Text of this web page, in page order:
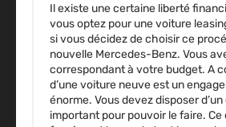
Il existe une certaine liberté
vous optez pour une voiture
si vous décidez de choisir ce
nouvelle Mercedes-Benz. Vous
correspondant à votre budget. A
d’une voiture neuve est un
énorme. Vous devez disposer
important pour pouvoir le faire. Ce